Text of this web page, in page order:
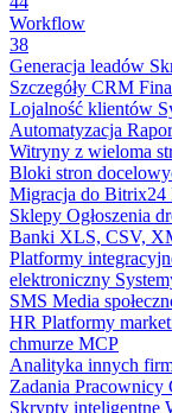
Workflow
38
Generacja leadów
Szczegóły CRM
Lojalność klientów
Automatyzacja
Witryny z wieloma
Bloki stron
Migracja do Bitrix24
Sklepy Ogłoszenia
Banki XLS, CSV,
Platformy
elektroniczny
SMS Media
HR Platformy
chmurze MCP
Analityka innych
Zadania Pracownicy
Skrypty inteligentne